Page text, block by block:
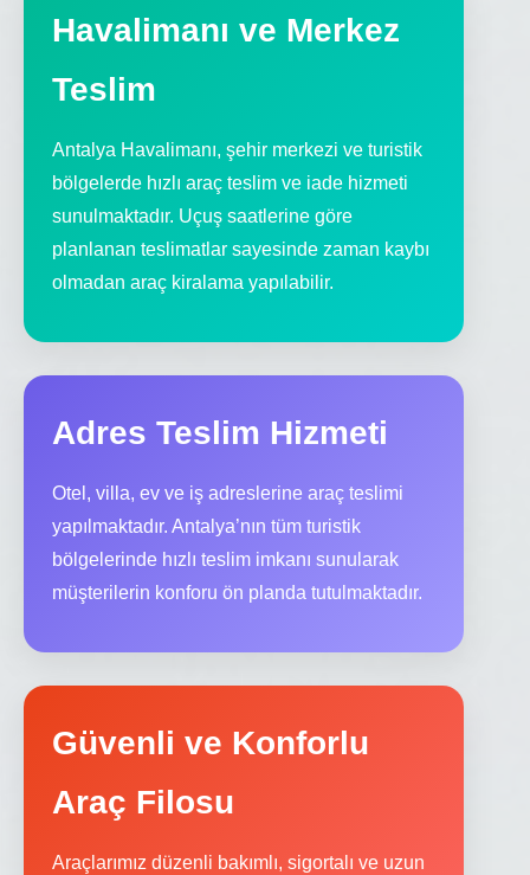
Havalimanı ve Merkez
Teslim
Antalya Havalimanı, şehir merkezi ve turistik
bölgelerde hızlı araç teslim ve iade hizmeti
sunulmaktadır. Uçuş saatlerine göre
planlanan teslimatlar sayesinde zaman kaybı
olmadan araç kiralama yapılabilir.
Adres Teslim Hizmeti
Otel, villa, ev ve iş adreslerine araç teslimi
yapılmaktadır. Antalya’nın tüm turistik
bölgelerinde hızlı teslim imkanı sunularak
müşterilerin konforu ön planda tutulmaktadır.
Güvenli ve Konforlu
Araç Filosu
Araçlarımız düzenli bakımlı, sigortalı ve uzun